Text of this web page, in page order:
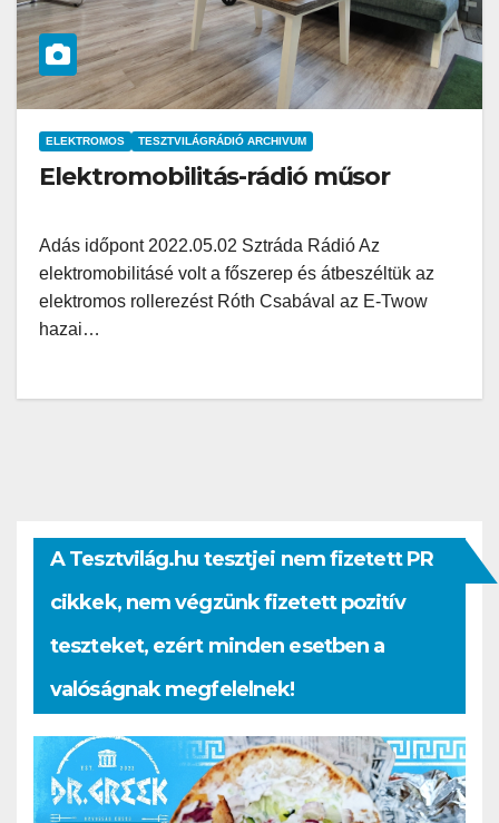
ELEKTROMOS TESZTVILÁGRÁDIÓ ARCHIVUM
Elektromobilitás-rádió műsor
Adás időpont 2022.05.02 Sztráda Rádió Az
elektromobilitásé volt a főszerep és átbeszéltük az
elektromos rollerezést Róth Csabával az E-Twow
hazai…
A Tesztvilág.hu tesztjei nem fizetett PR
cikkek, nem végzünk fizetett pozitív
teszteket, ezért minden esetben a
valóságnak megfelelnek!